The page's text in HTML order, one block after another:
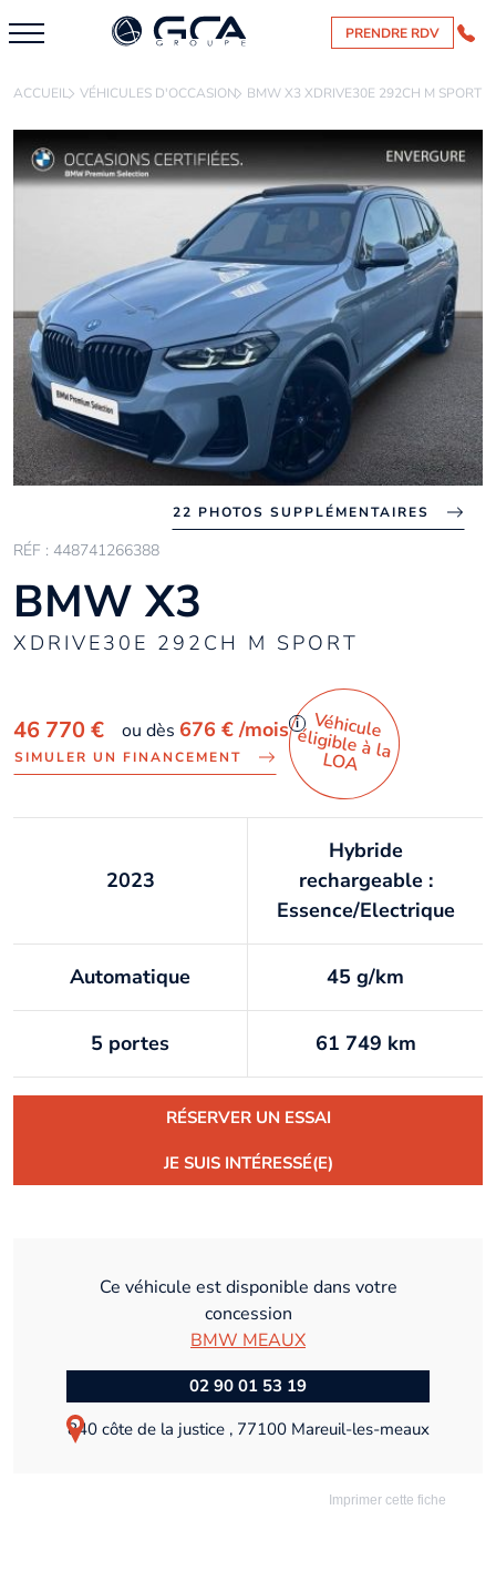
PRENDRE RDV
ACCUEIL VÉHICULES D'OCCASION BMW X3 XDRIVE30E 292CH M SPORT
22 PHOTOS SUPPLÉMENTAIRES
RÉF : 448741266388
BMW X3
XDRIVE30E 292CH M SPORT
46 770 € ou dès 676 €/mois i
SIMULER UN FINANCEMENT
Véhicule
éligible à la
LO
A
2023
Hybride
rechargeable :
Essence/Electrique
Automatique 45 g/km
5 portes 61 749 km
RÉSERVER UN ESSAI
JE SUIS INTÉRESSÉ(E)
Ce véhicule est disponible dans votre
concession
BMW MEAUX
02 90 01 53 19
840 côte de la justice , 77100 Mareuil-les-meaux
Imprimer cette fiche